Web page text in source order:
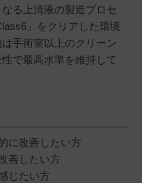
る上清液の製造プロセ
」をクリアした環境
手術室以上のクリーン
で最高水準を維持して
に改善したい方
善したい方
じたい方